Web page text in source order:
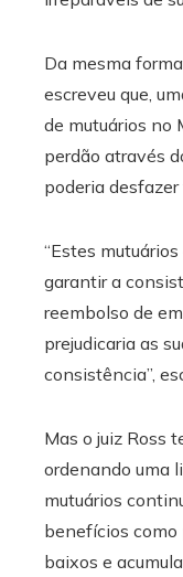
Da mesma
escreveu que,
de mutuários no
perdão através
poderia
“Estes
garantir a
reembolso de
prejudicaria as
consistência”,
Mas o juiz Ross
ordenando uma
mutuários
benefícios
baixos e